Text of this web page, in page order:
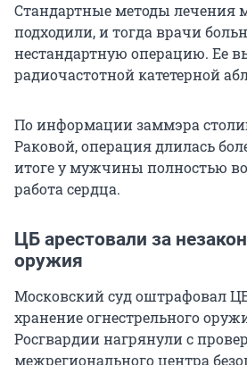
Стандартные методы лечения
подходили, и тогда врачи
нестандартную операцию. Ее
радиочастотной катетерной
По информации заммэра
Раковой, операция длилась
итоге у мужчины полностью
работа сердца.
ЦБ арестовали за
оружия
Московский суд оштрафовал
хранение огнестрельного
Росгвардии нагрянули с
межрегионального центра